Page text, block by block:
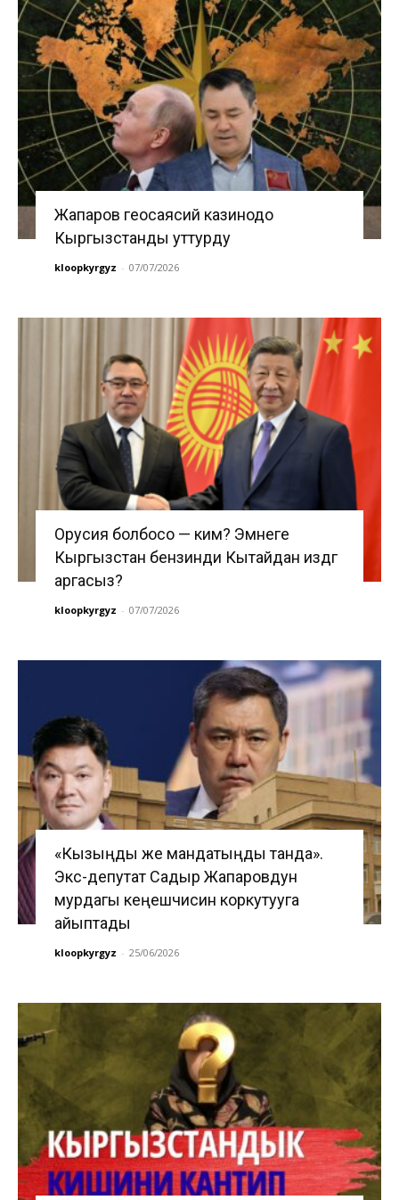
Жапаров геосаясий казинодо
Кыргызстанды уттурду
kloopkyrgyz - 07/07/2026
Орусия болбосо — ким? Эмнеге
Кыргызстан бензинди Кытайдан издөөгө
аргасыз?
kloopkyrgyz - 07/07/2026
«Кызыңды же мандатыңды танда».
Экс-депутат Садыр Жапаровдун
мурдагы кеңешчисин коркутууга
айыптады
kloopkyrgyz - 25/06/2026